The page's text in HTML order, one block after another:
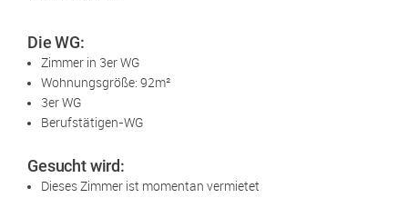
Die WG:
Zimmer in 3er WG
Wohnungsgröße: 92m²
3er WG
Berufstätigen-WG
Gesucht wird:
Dieses Zimmer ist momentan vermietet